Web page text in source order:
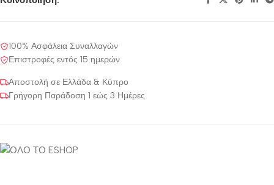
100% Ασφάλεια Συναλλαγών
Επιστροφές εντός 15 ημερών
Αποστολή σε Ελλάδα & Κύπρο
Γρήγορη Παράδοση 1 εώς 3 Ημέρες